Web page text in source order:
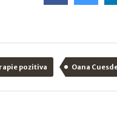
pozitiva Oana